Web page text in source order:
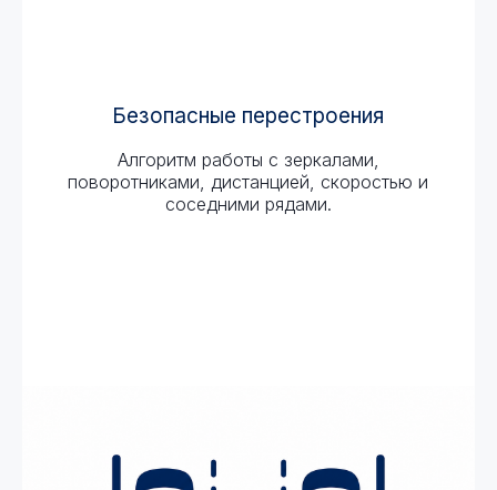
Безопасные перестроения
Алгоритм работы с зеркалами,
поворотниками, дистанцией, скоростью и
соседними рядами.